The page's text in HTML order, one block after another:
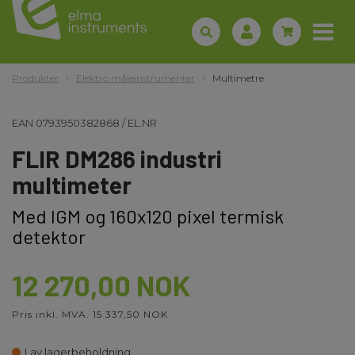
Produkter Elektro måleinstrumenter Multimetre
EAN 0793950382868 /EL.NR
FLIR DM286 industri
multimeter
Med IGM og 160x120 pixel termisk
detektor
12 270,00 NOK
Pris inkl. MVA. 15 337,50 NOK
Lav lagerbeholdning